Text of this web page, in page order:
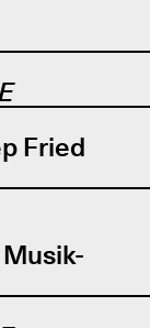
Fried